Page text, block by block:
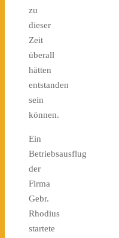
zu
dieser
Zeit
überall
hätten
entstanden
sein
können.
Ein
Betriebsausflug
der
Firma
Gebr.
Rhodius
startete